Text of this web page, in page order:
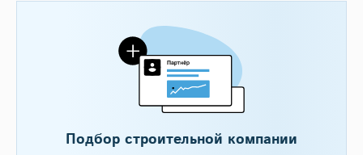
Подбор строительной компании